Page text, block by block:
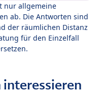
nur allgemeine
ab. Die Antworten sind
der räumlichen Distanz
für den Einzelfall
interessieren